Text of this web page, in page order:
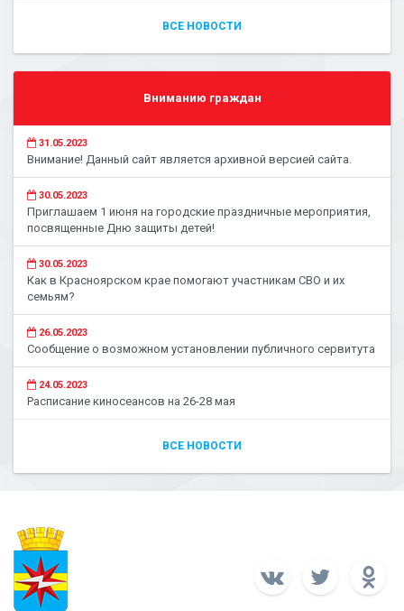
ВСЕ НОВОСТИ
Вниманию граждан
31.05.2023
Внимание! Данный сайт является архивной версией сайта.
30.05.2023
Приглашаем 1 июня на городские праздничные мероприятия,
посвященные Дню защиты детей!
30.05.2023
Как в Красноярском крае помогают участникам СВО и их
семьям?
26.05.2023
Сообщение о возможном установлении публичного сервитута
24.05.2023
Расписание киносеансов на 26-28 мая
ВСЕ НОВОСТИ